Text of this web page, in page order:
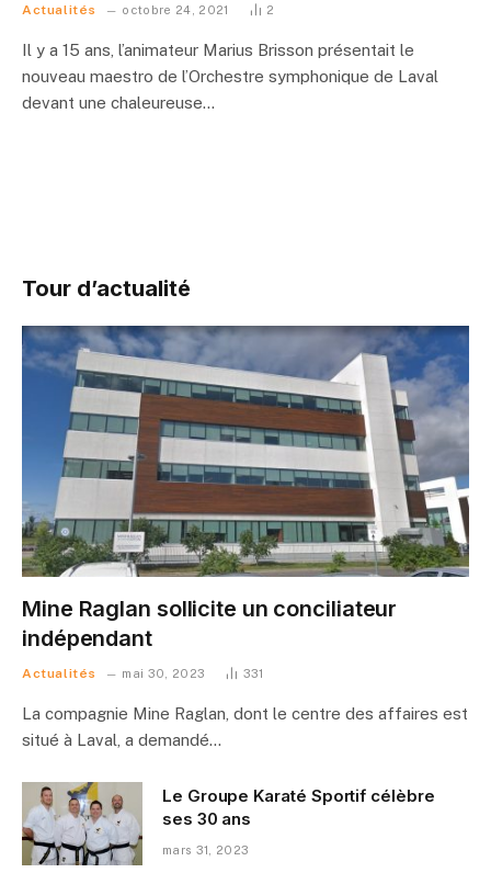
Actualités octobre 24, 2021 2
Il y a 15 ans, l’animateur Marius Brisson présentait le
nouveau maestro de l’Orchestre symphonique de Laval
devant une chaleureuse…
Tour d’actualité
Mine Raglan sollicite un conciliateur
indépendant
Actualités mai 30, 2023 331
La compagnie Mine Raglan, dont le centre des affaires est
situé à Laval, a demandé…
Le Groupe Karaté Sportif célèbre
ses 30 ans
mars 31, 2023